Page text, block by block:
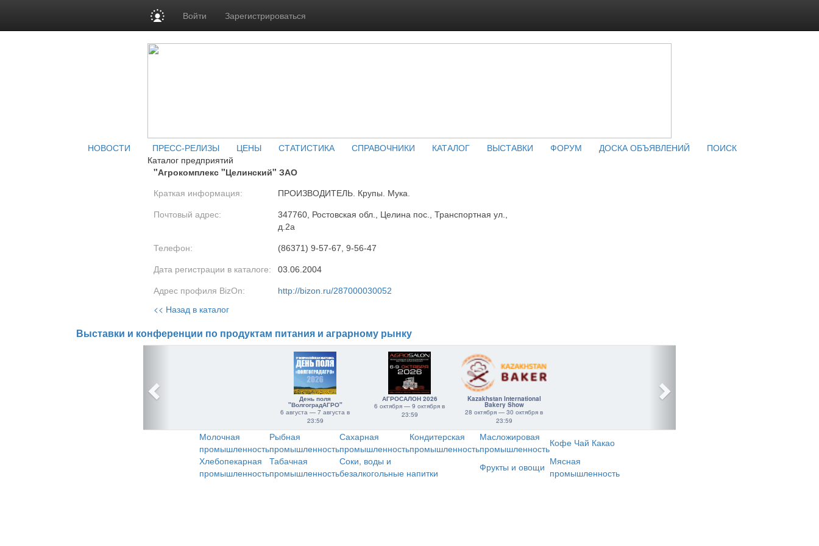
Войти Зарегистрироваться
НОВОСТИ ПРЕСС-РЕЛИЗЫ ЦЕНЫ СТАТИСТИКА СПРАВОЧНИКИ КАТАЛОГ ВЫСТАВКИ ФОРУМ ДОСКА ОБЪЯВЛЕНИЙ
ПОИСК
Каталог предприятий
"Агрокомплекс "Целинский" ЗАО
Краткая информация: ПРОИЗВОДИТЕЛЬ. Крупы. Мука.
Почтовый адрес:
347760, Ростовская обл., Целина пос., Транспортная ул.,
д.2а
Телефон: (86371) 9-57-67, 9-56-47
Дата регистрации в каталоге: 03.06.2004
Адрес профиля BizOn: http://bizon.ru/287000030052
<< Назад в каталог
Выставки и конференции по продуктам питания и аграрному рынку
День поля
"ВолгоградАГРО"
6 августа — 7 августа в
23:59
АГРОСАЛОН 2026
6 октября — 9 октября в
23:59
Kazakhstan International
Bakery Show
28 октября — 30 октября в
23:59
Молочная
промышленность
Рыбная
промышленность
Сахарная
промышленность
Кондитерская
промышленность
Масложировая
промышленностьКофе Чай Какао
Хлебопекарная
промышленность
Табачная
промышленность
Соки, воды и
безалкогольные напитки
Фрукты и овощи Мясная
промышленность